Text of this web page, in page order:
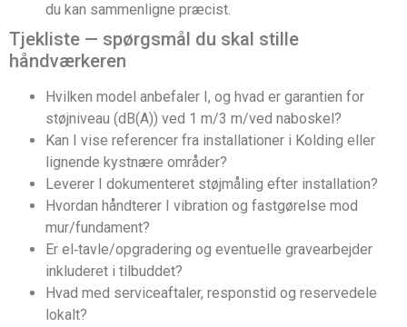
du kan sammenligne præcist.
Tjekliste — spørgsmål du skal stille
håndværkeren
Hvilken model anbefaler I, og hvad er garantien for
støjniveau (dB(A)) ved 1 m/3 m/ved naboskel?
Kan I vise referencer fra installationer i Kolding eller
lignende kystnære områder?
Leverer I dokumenteret støjmåling efter installation?
Hvordan håndterer I vibration og fastgørelse mod
mur/fundament?
Er el‑tavle/opgradering og eventuelle gravearbejder
inkluderet i tilbuddet?
Hvad med serviceaftaler, responstid og reservedele
lokalt?